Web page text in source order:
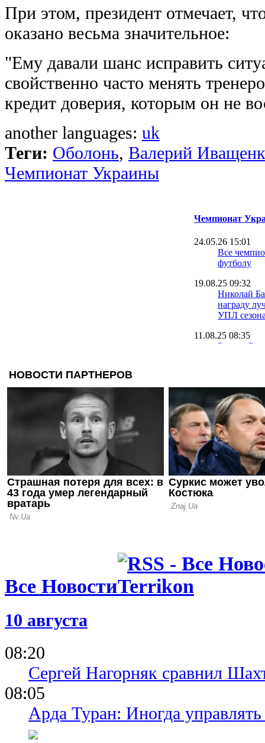
При этом, президент отмечает,
оказано весьма значительное:
"Ему давали шанс исправить
свойственно часто менять
кредит доверия, которым он не
another languages: uk
Теги: Оболонь, Валерий
Чемпионат Украины
Чемпионат
24.05.26 15:01
Все
футболу
19.08.25 09:32
Николай
награду
УПЛ
11.08.25 08:35
Руслан
28.06.25 17:45
УПЛ
сезона
20.06.25 16:47
Костышин
Все Новости
10 августа
08:20
Сергей Нагорняк сравнил
08:05
Арда Туран: Иногда